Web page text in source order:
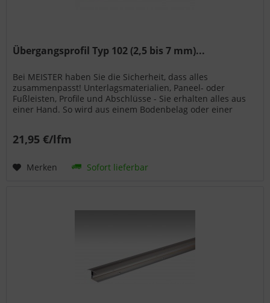
Übergangsprofil Typ 102 (2,5 bis 7 mm)...
Bei MEISTER haben Sie die Sicherheit, dass alles
zusammenpasst! Unterlagsmaterialien, Paneel- oder
Fußleisten, Profile und Abschlüsse - Sie erhalten alles aus
einer Hand. So wird aus einem Bodenbelag oder einer
21,95 €/lfm
Merken Sofort lieferbar